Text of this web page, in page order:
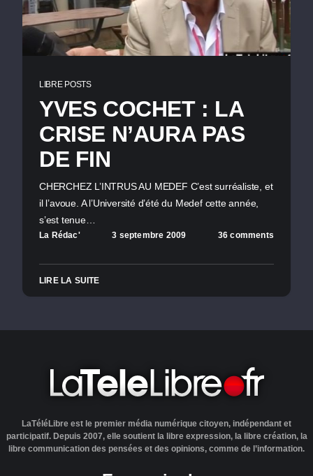
LIBRE POSTS
YVES COCHET : LA
CRISE N’AURA PAS
DE FIN
CHERCHEZ L’INTRUS AU MEDEF C’est surréaliste, et
il l’avoue. A l’Université d’été du Medef cette année,
s’est tenue…
La Rédac' 3 septembre 2009 36 comments
LIRE LA SUITE
LaTéléLibre est le premier média numérique citoyen, indépendant et
participatif. Depuis 2007, elle soutient la libre expression, la libre création, la
libre communication des pensées et des opinions, comme de l’information.